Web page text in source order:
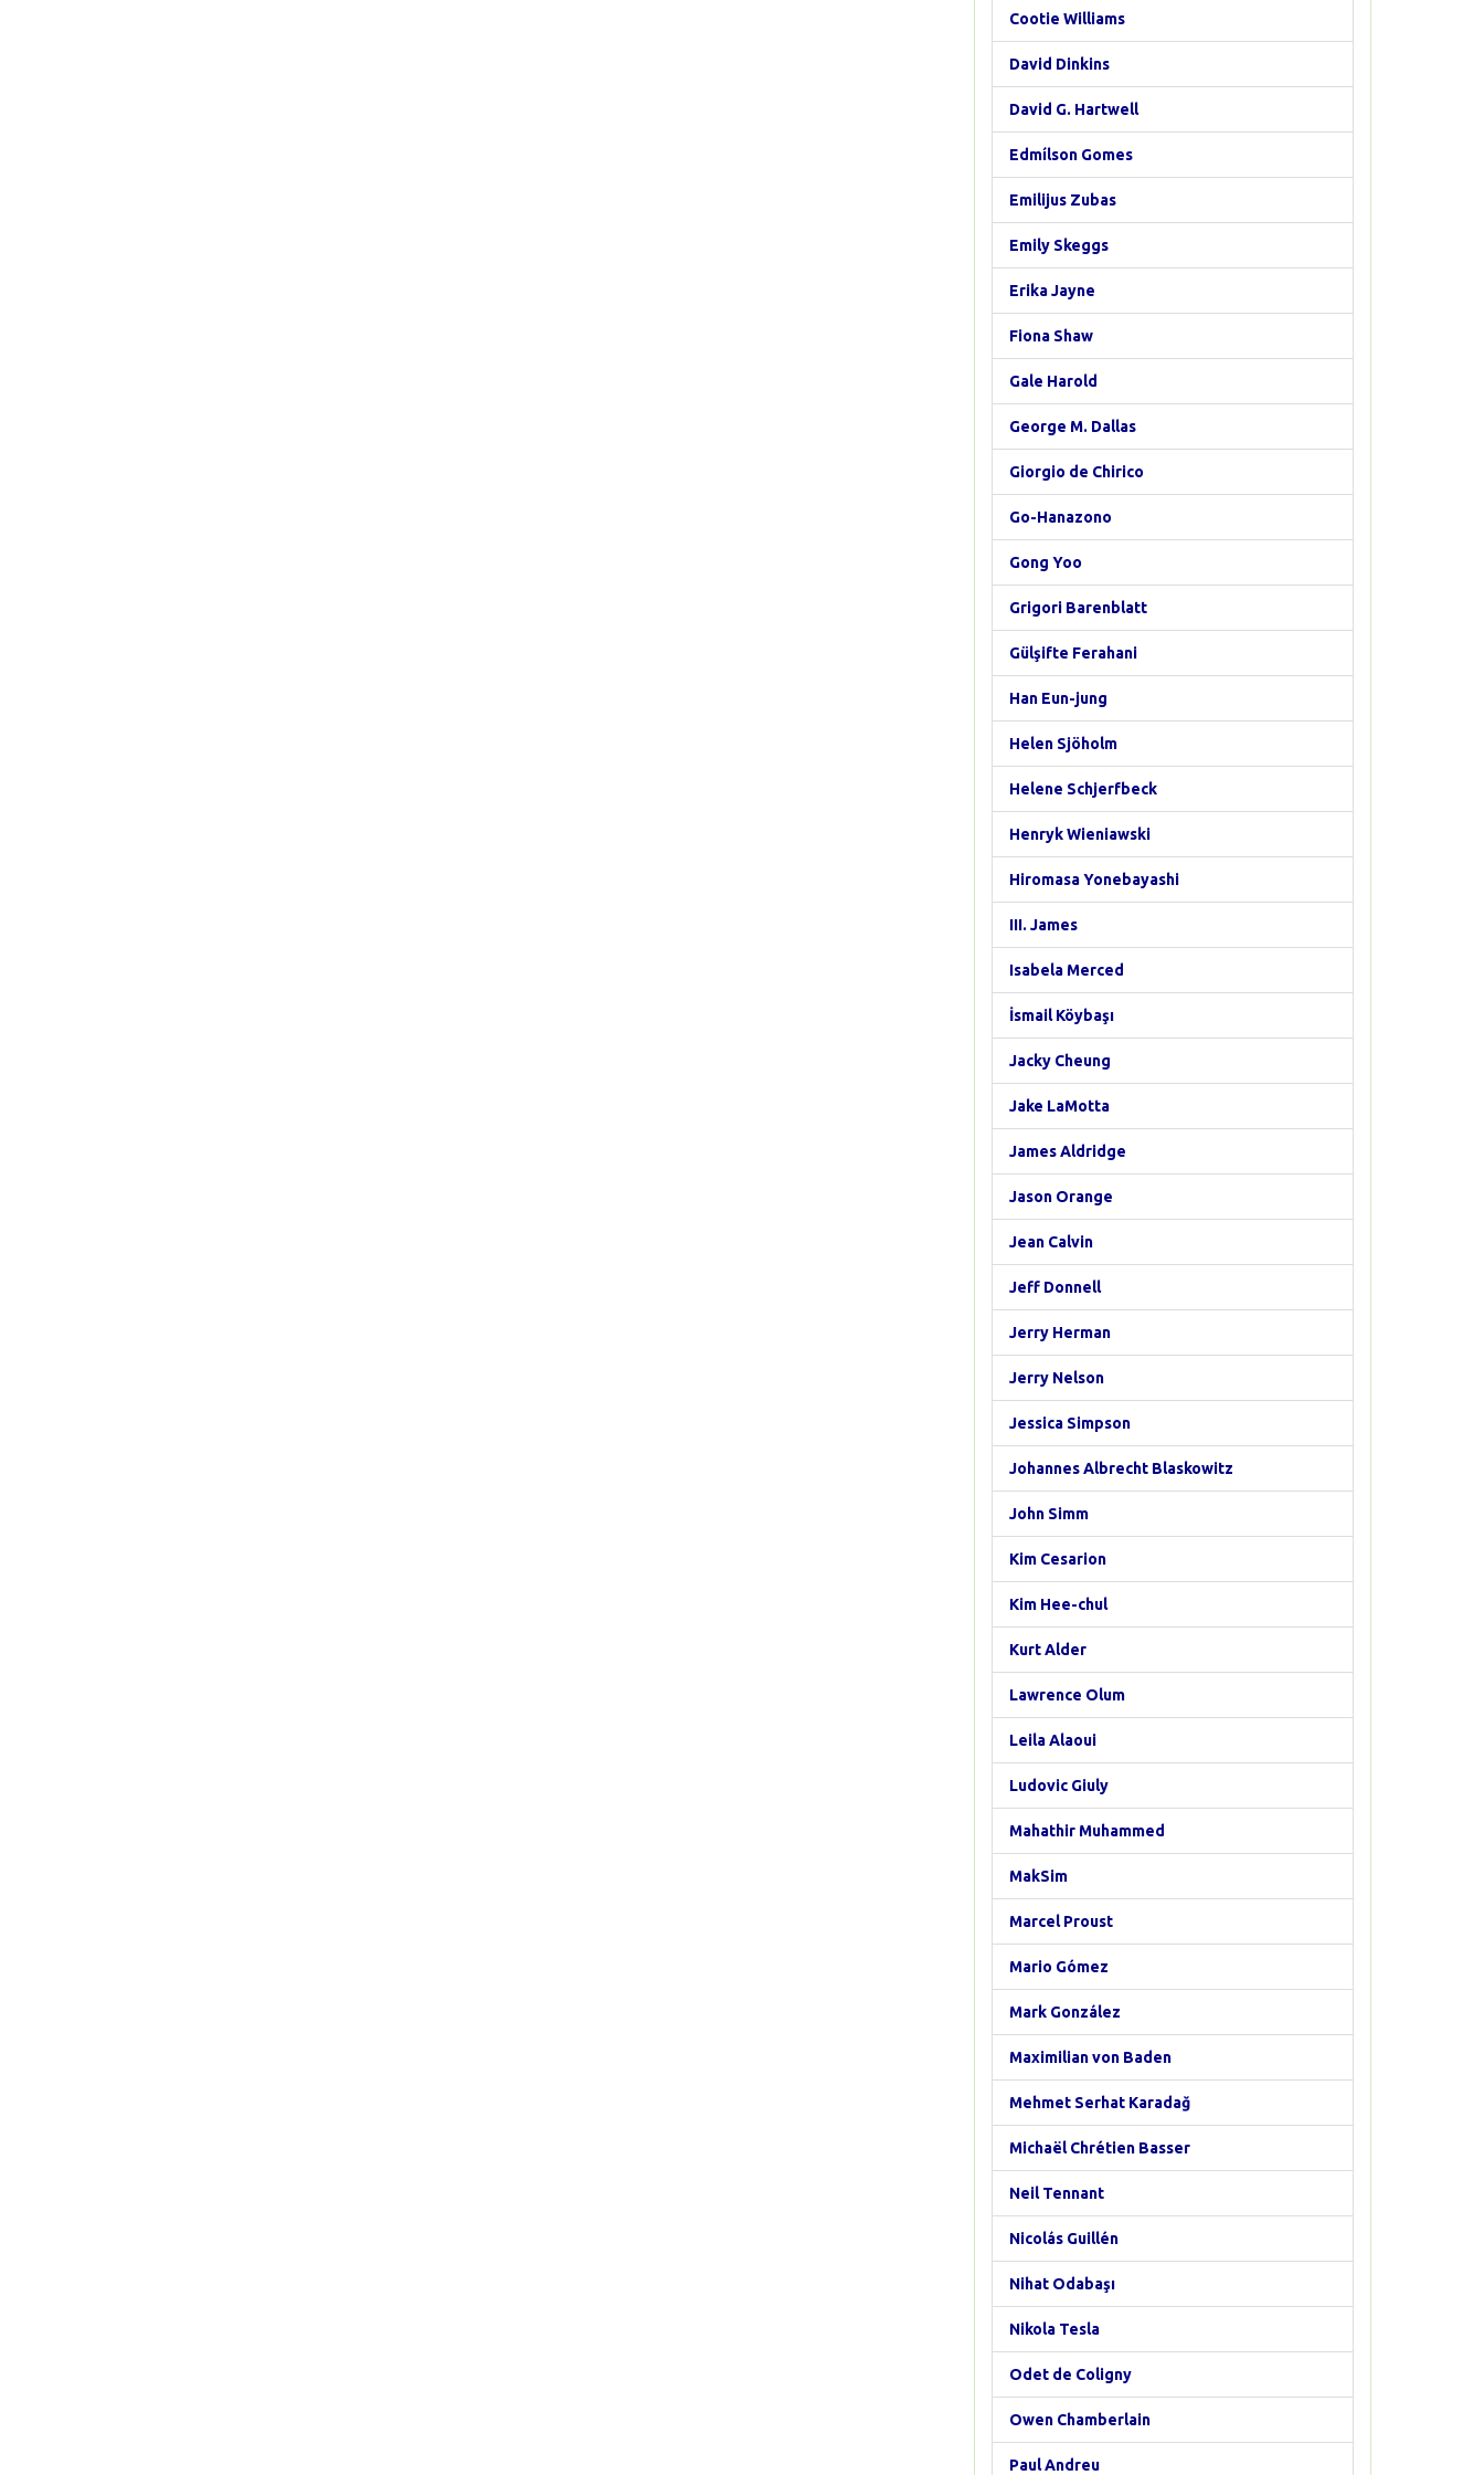
Cootie Williams
David Dinkins
David G. Hartwell
Edmílson Gomes
Emilijus Zubas
Emily Skeggs
Erika Jayne
Fiona Shaw
Gale Harold
George M. Dallas
Giorgio de Chirico
Go-Hanazono
Gong Yoo
Grigori Barenblatt
Gülşifte Ferahani
Han Eun-jung
Helen Sjöholm
Helene Schjerfbeck
Henryk Wieniawski
Hiromasa Yonebayashi
III. James
Isabela Merced
İsmail Köybaşı
Jacky Cheung
Jake LaMotta
James Aldridge
Jason Orange
Jean Calvin
Jeff Donnell
Jerry Herman
Jerry Nelson
Jessica Simpson
Johannes Albrecht Blaskowitz
John Simm
Kim Cesarion
Kim Hee-chul
Kurt Alder
Lawrence Olum
Leila Alaoui
Ludovic Giuly
Mahathir Muhammed
MakSim
Marcel Proust
Mario Gómez
Mark González
Maximilian von Baden
Mehmet Serhat Karadağ
Michaël Chrétien Basser
Neil Tennant
Nicolás Guillén
Nihat Odabaşı
Nikola Tesla
Odet de Coligny
Owen Chamberlain
Paul Andreu